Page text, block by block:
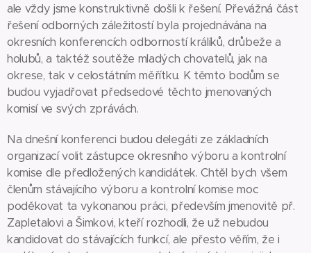
ale vždy jsme konstruktivně došli k řešení. Převážná část
řešení odborných záležitostí byla projednávána na
okresních konferencích odborností králíků, drůbeže a
holubů, a taktéž soutěže mladých chovatelů, jak na
okrese, tak v celostátním měřítku. K těmto bodům se
budou vyjadřovat předsedové těchto jmenovaných
komisí ve svých zprávách.
Na dnešní konferenci budou delegáti ze základních
organizací volit zástupce okresního výboru a kontrolní
komise dle předložených kandidátek. Chtěl bych všem
členům stávajícího výboru a kontrolní komise moc
poděkovat ta vykonanou práci, především jmenovitě př.
Zapletalovi a Šimkovi, kteří rozhodli, že už nebudou
kandidovat do stávajících funkcí, ale přesto věřím, že i